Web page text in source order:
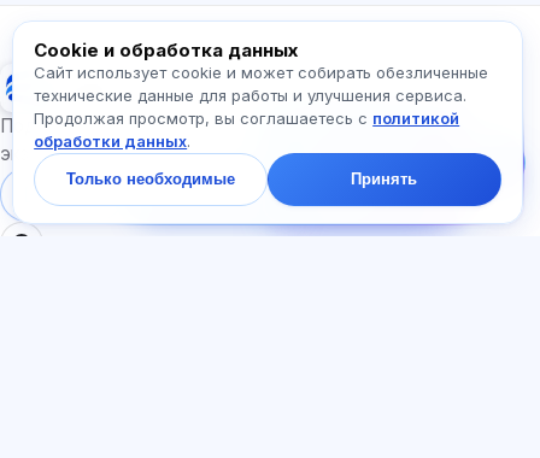
Exalify
Подготовка к международным языковым
экзаменам
Войти
Регистрация
Напишите нам!
экзамены и с чего
начать — ответим в
чате за минуту.
Cookie и обработка данных
Сайт использует cookie и может собирать обезличенные
технические данные для работы и улучшения сервиса.
Продолжая просмотр, вы соглашаетесь с политикой
обработки данных.
Только необходимые Принять